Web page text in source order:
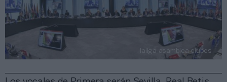
laliga asamblea clubes